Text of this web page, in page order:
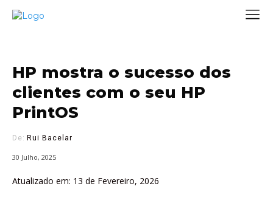
HP mostra o sucesso dos
clientes com o seu HP
PrintOS
De: Rui Bacelar
30 Julho, 2025
Atualizado em: 13 de Fevereiro, 2026